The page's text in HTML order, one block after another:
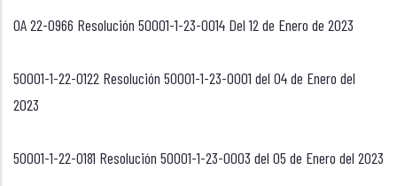
OA 22-0966 Resolución 50001-1-23-0014 Del 12 de Enero de 2023
50001-1-22-0122 Resolución 50001-1-23-0001 del 04 de Enero del
2023
50001-1-22-0181 Resolución 50001-1-23-0003 del 05 de Enero del 2023